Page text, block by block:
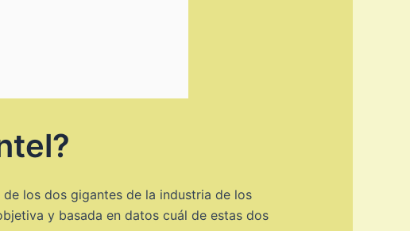
los dos gigantes de la industria de los
y basada en datos cuál de estas dos